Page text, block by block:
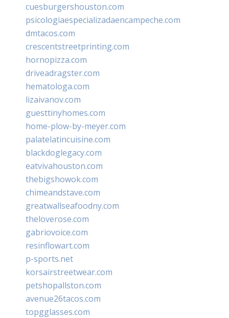
cuesburgershouston.com
psicologiaespecializadaencampeche.com
dmtacos.com
crescentstreetprinting.com
hornopizza.com
driveadragster.com
hematologa.com
lizaivanov.com
guesttinyhomes.com
home-plow-by-meyer.com
palatelatincuisine.com
blackdoglegacy.com
eatvivahouston.com
thebigshowok.com
chimeandstave.com
greatwallseafoodny.com
theloverose.com
gabriovoice.com
resinflowart.com
p-sports.net
korsairstreetwear.com
petshopallston.com
avenue26tacos.com
topgglasses.com